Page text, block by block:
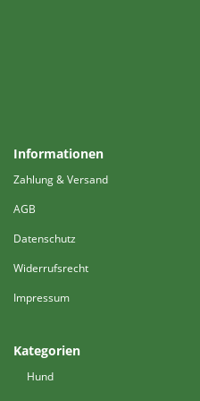
Informationen
Zahlung & Versand
AGB
Datenschutz
Widerrufsrecht
Impressum
Kategorien
Hund